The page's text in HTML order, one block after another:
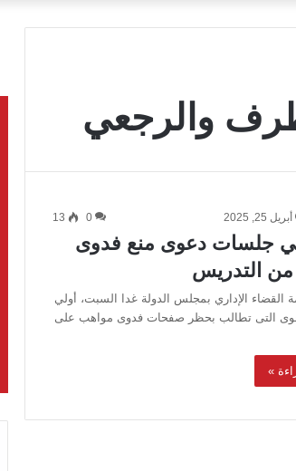
والرجعي
أبريل 25, 2025 0
13
جلسات دعوى منع فدوى
التدريس
القضاء الإداري بمجلس الدولة غدا السبت، أولي
التى تطالب بحظر صفحات فدوى مواهب على
»